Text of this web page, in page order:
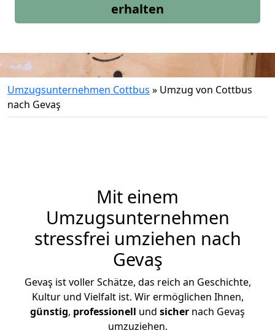
erhalten
Umzugsunternehmen Cottbus » Umzug von Cottbus
nach Gevaş
Mit einem
Umzugsunternehmen
stressfrei umziehen nach
Gevaş
Gevaş ist voller Schätze, das reich an Geschichte,
Kultur und Vielfalt ist. Wir ermöglichen Ihnen,
günstig, professionell und sicher nach Gevaş
umzuziehen.